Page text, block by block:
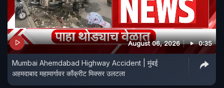
August 06, 2026 0:35
Mumbai Ahemdabad Highway Accident | मुंबई
अहमदाबाद महामार्गावर काँक्रीट मिक्सर उलटला